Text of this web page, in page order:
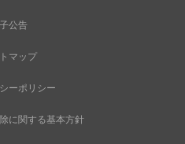
公告
マップ
ーポリシー
に関する基本方針